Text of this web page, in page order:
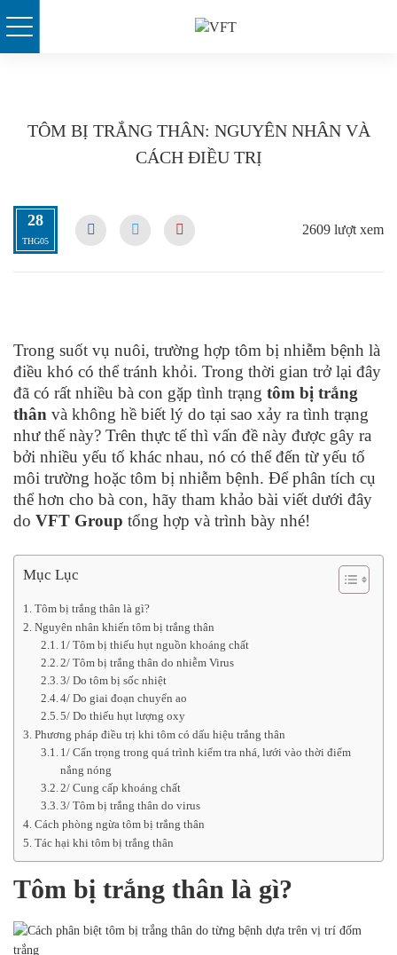
TÔM BỊ TRẮNG THÂN: NGUYÊN NHÂN VÀ
CÁCH ĐIỀU TRỊ
28
THG05
2609 lượt xem
Trong suốt vụ nuôi, trường hợp tôm bị nhiễm bệnh là
điều khó có thể tránh khỏi. Trong thời gian trở lại đây
đã có rất nhiều bà con gặp tình trạng tôm bị trắng
thân và không hề biết lý do tại sao xảy ra tình trạng
như thế này? Trên thực tế thì vấn đề này được gây ra
bởi nhiều yếu tố khác nhau, nó có thể đến từ yếu tố
môi trường hoặc tôm bị nhiễm bệnh. Để phân tích cụ
thể hơn cho bà con, hãy tham khảo bài viết dưới đây
do VFT Group tổng hợp và trình bày nhé!
Mục Lục
Tôm bị trắng thân là gì?
Nguyên nhân khiến tôm bị trắng thân
1/ Tôm bị thiếu hụt nguồn khoáng chất
2/ Tôm bị trắng thân do nhiễm Virus
3/ Do tôm bị sốc nhiệt
4/ Do giai đoạn chuyển ao
5/ Do thiếu hụt lượng oxy
Phương pháp điều trị khi tôm có dấu hiệu trắng thân
1/ Cẩn trọng trong quá trình kiểm tra nhá, lưới vào thời điểm
nắng nóng
2/ Cung cấp khoáng chất
3/ Tôm bị trắng thân do virus
Cách phòng ngừa tôm bị trắng thân
Tác hại khi tôm bị trắng thân
Tôm bị trắng thân là gì?